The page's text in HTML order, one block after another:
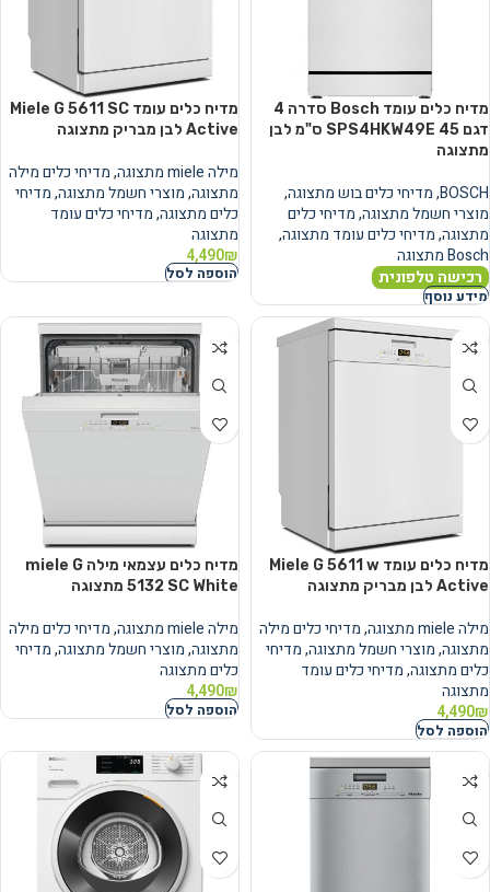
מדיח כלים עומד Bosch סדרה 4
דגם SPS4HKW49E 45 ס"מ לבן
מתצוגה
BOSCH
,מדיחי כלים בוש מתצוגה,
מוצרי חשמל מתצוגה,מדיחי כלים
מתצוגה,מדיחי כלים עומד מתצוגה,
Bosch מתצוגה
רכישה טלפונית
מידע נוסף
מדיח כלים עומד Miele G 5611 SC
Active לבן מבריק מתצוגה
מילה miele מתצוגה ,מדיחי כלים מילה
מתצוגה,מוצרי חשמל מתצוגה,מדיחי
כלים מתצוגה,מדיחי כלים עומד
מתצוגה
4,490₪
הוספה לסל
מדיח כלים עומד Miele G 5611 w
Active לבן מבריק מתצוגה
מילה miele מתצוגה ,מדיחי כלים מילה
מתצוגה,מוצרי חשמל מתצוגה,מדיחי
כלים מתצוגה,מדיחי כלים עומד
מתצוגה
4,490₪
הוספה לסל
מדיח כלים עצמאי מילה miele G
5132 SC White מתצוגה
מילה miele מתצוגה ,מדיחי כלים מילה
מתצוגה,מוצרי חשמל מתצוגה,מדיחי
כלים מתצוגה
4,490₪
הוספה לסל